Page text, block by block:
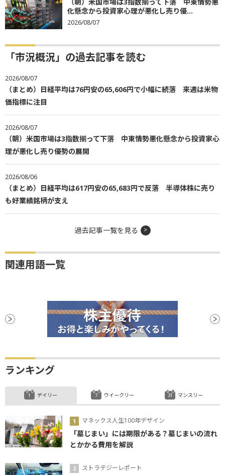
化懸念から投資家心理が悪化し売り優...
2026/08/07
「市況概況」の過去記事を読む
2026/08/07
（まとめ）日経平均は76円安の65,606円で小幅に続落 来週は米物
価指標に注目
2026/08/07
（朝）米国市場は3指数揃って下落 中東情勢悪化懸念から投資家心
理が悪化し売り優勢の展開
2026/08/06
（まとめ）日経平均は617円安の65,683円で反落 半導体株に売り
も好業績銘柄が支え
過去記事一覧を見る
関連用語一覧
ランキング
デイリー
マネックス人生100年デザイン
「墓じまい」には期限がある？墓じまいの流れ
とかかる費用を解説
ストラテジーレポート
ウイークリー マンスリー